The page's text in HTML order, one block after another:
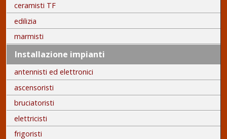
ceramisti TF
edilizia
marmisti
Installazione impianti
antennisti ed elettronici
ascensoristi
bruciatoristi
elettricisti
frigoristi